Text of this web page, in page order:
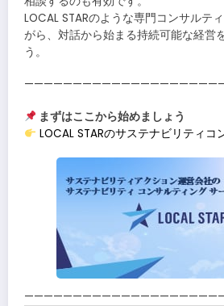
LOCAL STARのような専門コンサルテ
がら、対話から始まる持続可能な経営
う。
まずはここから始めましょう
LOCAL STARのサステナビリティコ